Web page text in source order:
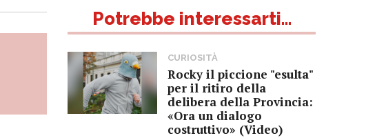
Potrebbe interessarti...
CURIOSITÀ
Rocky il piccione "esulta"
per il ritiro della
delibera della Provincia:
«Ora un dialogo
costruttivo» (Video)